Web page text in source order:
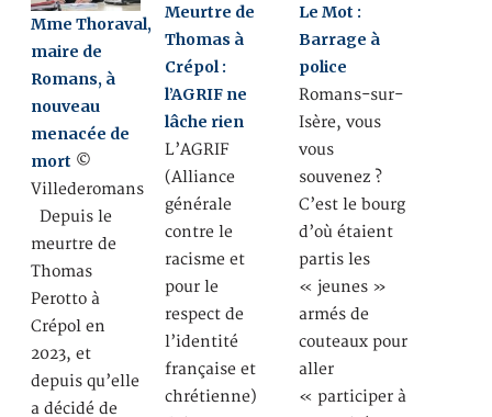
Mme Thoraval,
maire de
Romans, à
nouveau
menacée de
mort ©
Villederomans
Depuis le
meurtre de
Thomas
Perotto à
Crépol en
2023, et
depuis qu’elle
a décidé de
Meurtre de
Thomas à
Crépol :
l’AGRIF ne
lâche rien
L’AGRIF
(Alliance
générale
contre le
racisme et
pour le
respect de
l’identité
française et
chrétienne)
Le Mot :
Barrage à
police
Romans-sur-
Isère, vous
vous
souvenez ?
C’est le bourg
d’où étaient
partis les
« jeunes »
armés de
couteaux pour
aller
« participer à